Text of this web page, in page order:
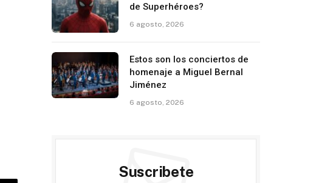
de Superhéroes?
6 agosto, 2026
Estos son los conciertos de
homenaje a Miguel Bernal
Jiménez
6 agosto, 2026
Suscribete